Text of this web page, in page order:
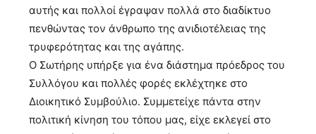
αυτής και πολλοί έγραψαν πολλά στο διαδίκτυο
πενθώντας τον άνθρωπο της ανιδιοτέλειας της
τρυφερότητας και της αγάπης.
Ο Σωτήρης υπήρξε για ένα διάστημα πρόεδρος του
Συλλόγου και πολλές φορές εκλέχτηκε στο
Διοικητικό Συμβούλιο. Συμμετείχε πάντα στην
πολιτική κίνηση του τόπου µας, είχε εκλεγεί στο